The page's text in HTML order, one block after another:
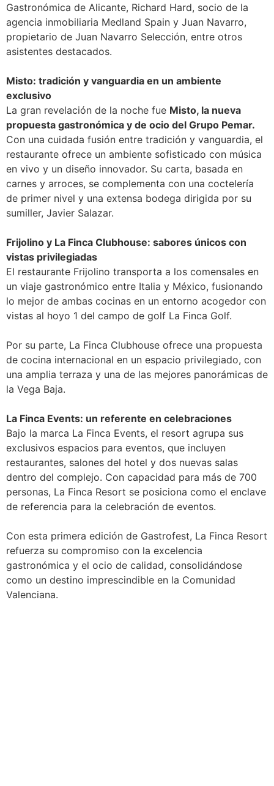
Gastronómica de Alicante, Richard Hard, socio de la
agencia inmobiliaria Medland Spain y Juan Navarro,
propietario de Juan Navarro Selección, entre otros
asistentes destacados.
Misto: tradición y vanguardia en un ambiente
exclusivo
La gran revelación de la noche fue Misto, la nueva
propuesta gastronómica y de ocio del Grupo Pemar.
Con una cuidada fusión entre tradición y vanguardia, el
restaurante ofrece un ambiente sofisticado con música
en vivo y un diseño innovador. Su carta, basada en
carnes y arroces, se complementa con una coctelería
de primer nivel y una extensa bodega dirigida por su
sumiller, Javier Salazar.
Frijolino y La Finca Clubhouse: sabores únicos con
vistas privilegiadas
El restaurante Frijolino transporta a los comensales en
un viaje gastronómico entre Italia y México, fusionando
lo mejor de ambas cocinas en un entorno acogedor con
vistas al hoyo 1 del campo de golf La Finca Golf.
Por su parte, La Finca Clubhouse ofrece una propuesta
de cocina internacional en un espacio privilegiado, con
una amplia terraza y una de las mejores panorámicas de
la Vega Baja.
La Finca Events: un referente en celebraciones
Bajo la marca La Finca Events, el resort agrupa sus
exclusivos espacios para eventos, que incluyen
restaurantes, salones del hotel y dos nuevas salas
dentro del complejo. Con capacidad para más de 700
personas, La Finca Resort se posiciona como el enclave
de referencia para la celebración de eventos.
Con esta primera edición de Gastrofest, La Finca Resort
refuerza su compromiso con la excelencia
gastronómica y el ocio de calidad, consolidándose
como un destino imprescindible en la Comunidad
Valenciana.